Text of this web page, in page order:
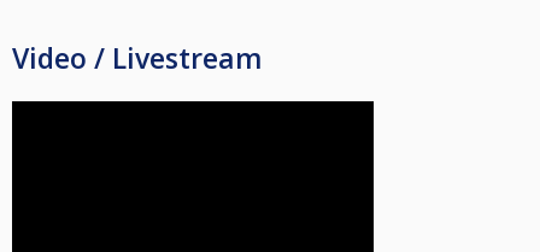
flere deltagere tar vi også i bruk vår samarbeidsklubb Biljard 1 sine bord.
mindre enn 1 minutt.
Video / Livestream